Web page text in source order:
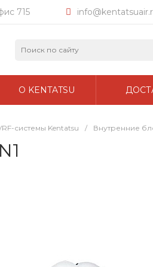
715
О KENTATSU
системы Kentatsu / Внутренние